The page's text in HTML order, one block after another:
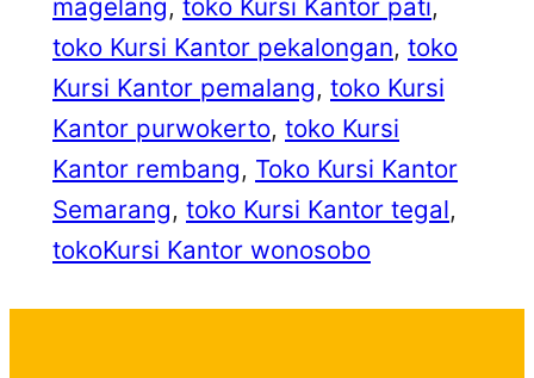
magelang, toko Kursi Kantor pati
toko Kursi Kantor pekalongan, toko
Kursi Kantor pemalang, toko Kursi
Kantor purwokerto, toko Kursi
Kantor rembang, Toko Kursi Kantor
Semarang, toko Kursi Kantor tegal
tokoKursi Kantor wonosobo